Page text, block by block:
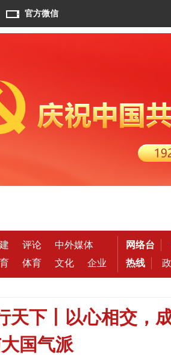
官方微信
评论
中外媒体
体育 文化 企业
网络台
热线
天下丨以心相交
国气派